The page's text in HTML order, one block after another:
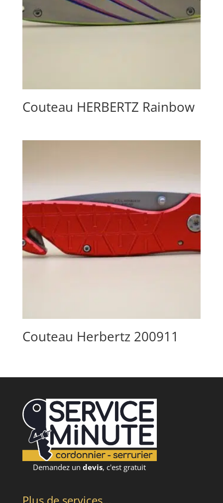
Couteau HERBERTZ Rainbow
Couteau Herbertz 200911
Demandez undevis, c'est gratuit
Plus de services...